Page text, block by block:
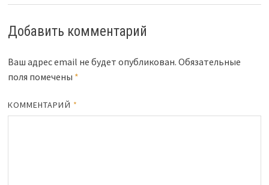
Добавить комментарий
Ваш адрес email не будет опубликован. Обязательные
поля помечены *
КОММЕНТАРИЙ *